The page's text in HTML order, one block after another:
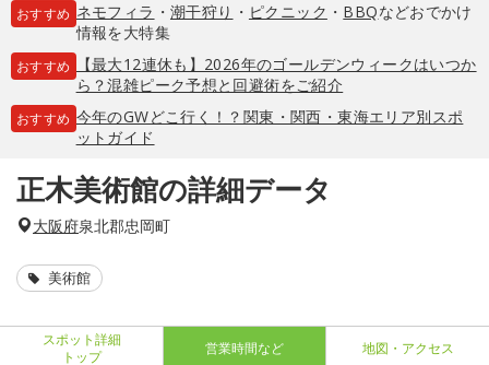
おすすめ ネモフィラ ・ 潮干狩り ・ ピクニック ・ BBQなどおでかけ
情報を大特集
おすすめ
【最大12連休も】2026年のゴールデンウィークはいつか
ら？混雑ピーク予想と回避術をご紹介
おすすめ 今年のGWどこ行く！？関東・関西・東海エリア別スポ
ットガイド
正木美術館の詳細データ
大阪府泉北郡忠岡町
美術館
スポット詳細
トップ
営業時間など 地図・アクセス